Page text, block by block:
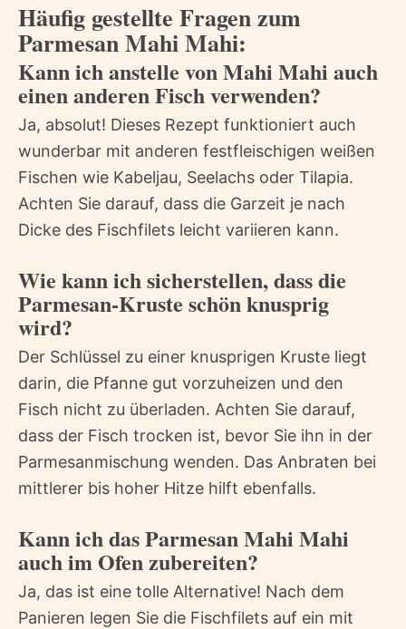
Häufig gestellte Fragen zum
Parmesan Mahi Mahi:
Kann ich anstelle von Mahi Mahi auch
einen anderen Fisch verwenden?
Ja, absolut! Dieses Rezept funktioniert auch
wunderbar mit anderen festfleischigen weißen
Fischen wie Kabeljau, Seelachs oder Tilapia.
Achten Sie darauf, dass die Garzeit je nach
Dicke des Fischfilets leicht variieren kann.
Wie kann ich sicherstellen, dass die
Parmesan-Kruste schön knusprig
wird?
Der Schlüssel zu einer knusprigen Kruste liegt
darin, die Pfanne gut vorzuheizen und den
Fisch nicht zu überladen. Achten Sie darauf,
dass der Fisch trocken ist, bevor Sie ihn in der
Parmesanmischung wenden. Das Anbraten bei
mittlerer bis hoher Hitze hilft ebenfalls.
Kann ich das Parmesan Mahi Mahi
auch im Ofen zubereiten?
Ja, das ist eine tolle Alternative! Nach dem
Panieren legen Sie die Fischfilets auf ein mit